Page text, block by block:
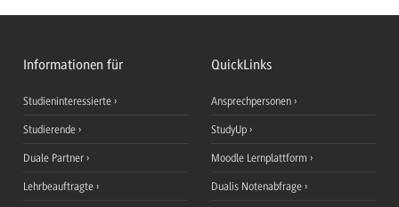
Informationen für
Studieninteressierte
Studierende
Duale Partner
Lehrbeauftragte
QuickLinks
Ansprechpersonen
StudyUp
Moodle Lernplattform
Dualis Notenabfrage